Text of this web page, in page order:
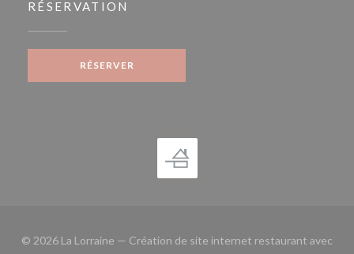
RÉSERVATION
RÉSERVER
© 2026 La Lorraine — Création de site internet restaurant avec